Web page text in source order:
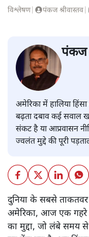
विश्लेषण| पंकज श्रीवास्तव
पंकज
अमेरिका में हालिया